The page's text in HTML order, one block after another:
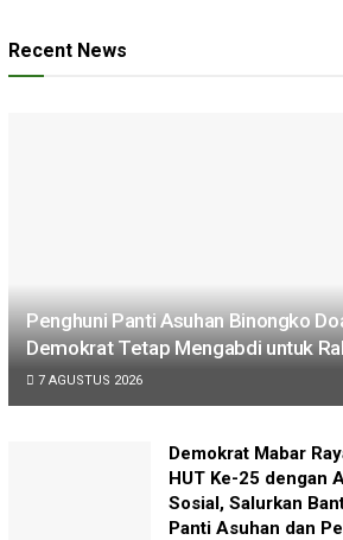
Recent News
Penghuni Panti Asuhan Binongko
Demokrat Tetap Mengabdi untuk
7 AGUSTUS 2026
Demokrat Mabar
HUT Ke-25 dengan
Sosial, Salurkan
Panti Asuhan dan